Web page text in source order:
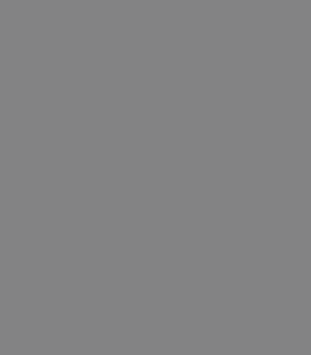
από το
με τον τρόπο
χρήστης
ιστότοπο και
που μπορεί να
χρήστης πριν
λόγω ιστότοπο.
τη
και τις
για την
του
με διάφορες
τους.
ανθρώπων
είναι επωφελές
προκειμένου να